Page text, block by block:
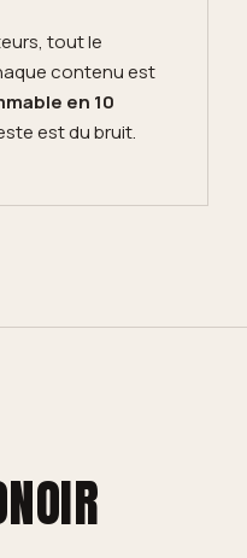
tout le
contenu est
en 10
est du bruit.